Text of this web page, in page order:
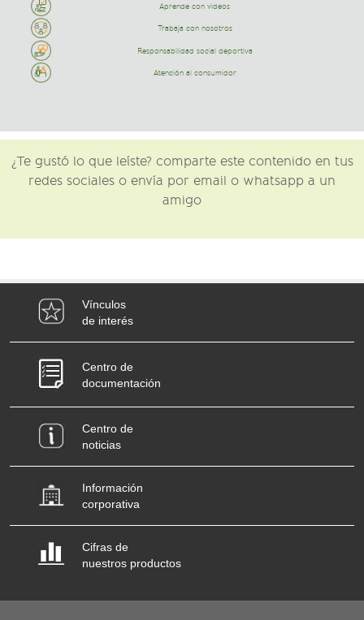
Aprende con videos
Trabaja con nosotros
Responsabilidad social deportiva
Atención al consumidor
¿Te gustó lo que leíste? comparte este contenido en tus
redes sociales o envía por email o whatsapp a un
amigo
Vínculos
de interés
Centro de
documentación
Centro de
noticias
Información
corporativa
Cifras de
nuestros productos